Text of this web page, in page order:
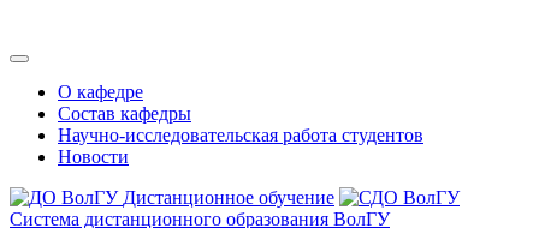
О кафедре
Состав кафедры
Научно-исследовательская работа студентов
Новости
Дистанционное обучение
Система дистанционного образования ВолГУ